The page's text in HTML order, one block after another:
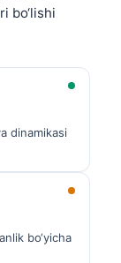
bo‘lishi
dinamikasi
bo‘yicha